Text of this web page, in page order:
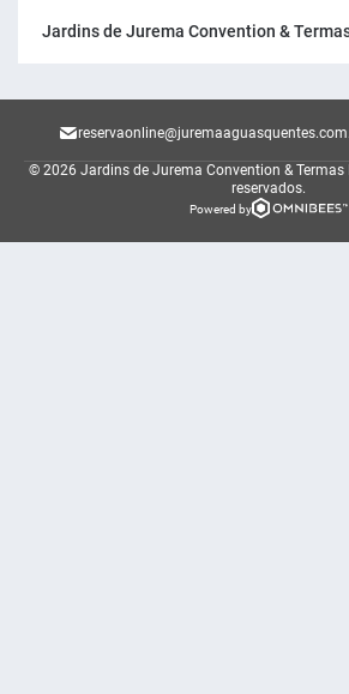
Jardins de Jurema Convention &
© 2026 Jardins de Jurema Convention & Termas
reservados.
Powered by